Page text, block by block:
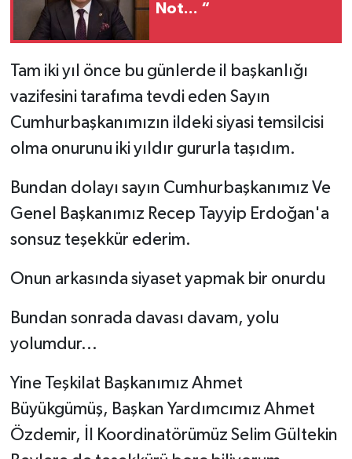
Not... “
Tam iki yıl önce bu günlerde il başkanlığı
vazifesini tarafıma tevdi eden Sayın
Cumhurbaşkanımızın ildeki siyasi temsilcisi
olma onurunu iki yıldır gururla taşıdım.
Bundan dolayı sayın Cumhurbaşkanımız Ve
Genel Başkanımız Recep Tayyip Erdoğan'a
sonsuz teşekkür ederim.
Onun arkasında siyaset yapmak bir onurdu
Bundan sonrada davası davam, yolu
yolumdur...
Yine Teşkilat Başkanımız Ahmet
Büyükgümüş, Başkan Yardımcımız Ahmet
Özdemir, İl Koordinatörümüz Selim Gültekin